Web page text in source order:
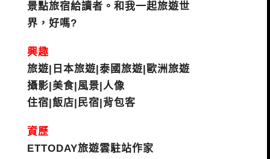
景點旅宿給讀者。和我一起旅遊世
界，好嗎?
興趣
旅遊|日本旅遊|泰國旅遊|歐洲旅遊
攝影|美食|風景|人像
住宿|飯店|民宿|背包客
資歷
ETTODAY旅遊雲駐站作家